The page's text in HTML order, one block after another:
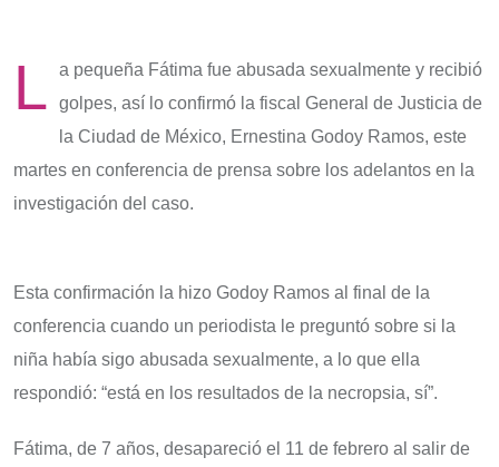
L
a pequeña Fátima fue abusada sexualmente y recibió
golpes, así lo confirmó la fiscal General de Justicia de
la Ciudad de México, Ernestina Godoy Ramos, este
martes en conferencia de prensa sobre los adelantos en la
investigación del caso.
Esta confirmación la hizo Godoy Ramos al final de la
conferencia cuando un periodista le preguntó sobre si la
niña había sigo abusada sexualmente, a lo que ella
respondió: “está en los resultados de la necropsia, sí”.
Fátima, de 7 años, desapareció el 11 de febrero al salir de